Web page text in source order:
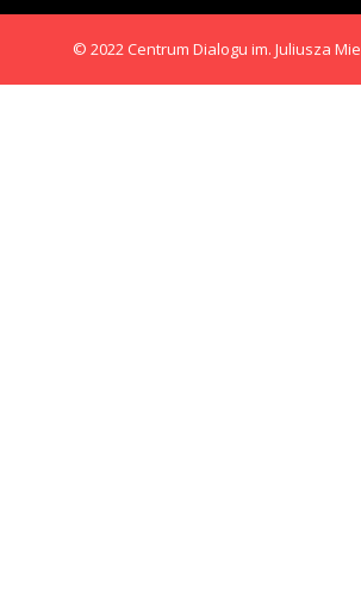
© 2022 Centrum Dialogu im. Juliusza